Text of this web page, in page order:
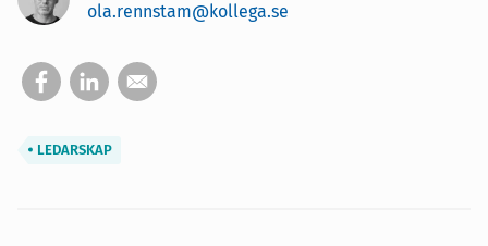
ola.rennstam@kollega.se
LEDARSKAP